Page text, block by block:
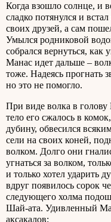
Когда взошло солнце, и
сладко потянулся и
своих друзей, а сам
Умылся родниковой
собрался вернуться, как
Манас идет дальше –
тоже. Надеясь прогнать
но это не помогло.
При виде волка в
тело его сжалось в
дубину, обвесился
сели на своих коней,
волком. Долго они
угнаться за волком,
и только хотел ударить
вдруг появилось сорок
следующего холма
Шай-ата. Удивленный
аксакалов: